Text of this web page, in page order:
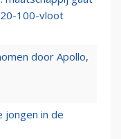
100-vloot
door Apollo,
jongen in de